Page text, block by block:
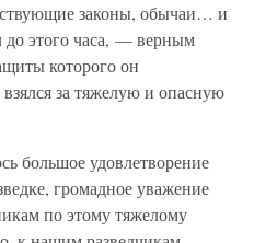
законы, обычаи… и
до этого часа, — верным
которого он
за тяжелую и опасную
большое удовлетворение
громадное уважение
по этому тяжелому